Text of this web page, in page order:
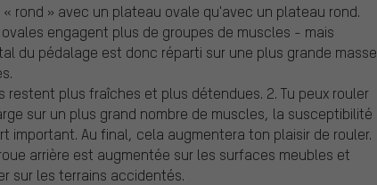
rond » avec un plateau ovale qu'avec un plateau rond.
engagent plus de groupes de muscles - mais
du pédalage est donc réparti sur une plus grande masse
restent plus fraîches et plus détendues. 2. Tu peux rouler
sur un plus grand nombre de muscles, la susceptibilité
important. Au final, cela augmentera ton plaisir de rouler.
arrière est augmentée sur les surfaces meubles et
sur les terrains accidentés.